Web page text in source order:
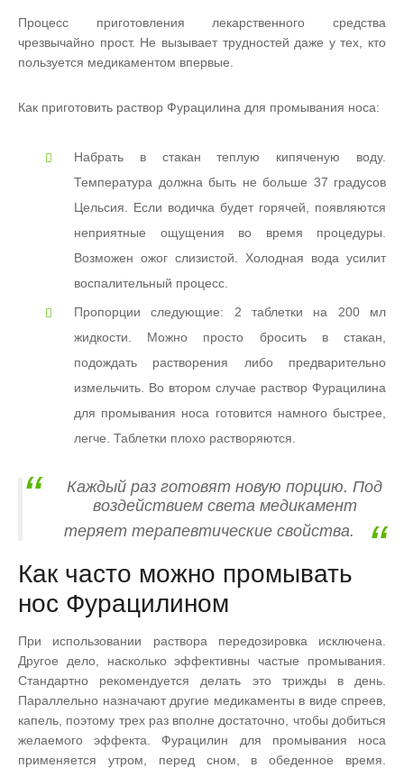
Процесс приготовления лекарственного средства
чрезвычайно прост. Не вызывает трудностей даже у тех, кто
пользуется медикаментом впервые.
Как приготовить раствор Фурацилина для промывания носа:
Набрать в стакан теплую кипяченую воду.
Температура должна быть не больше 37 градусов
Цельсия. Если водичка будет горячей, появляются
неприятные ощущения во время процедуры.
Возможен ожог слизистой. Холодная вода усилит
воспалительный процесс.
Пропорции следующие: 2 таблетки на 200 мл
жидкости. Можно просто бросить в стакан,
подождать растворения либо предварительно
измельчить. Во втором случае раствор Фурацилина
для промывания носа готовится намного быстрее,
легче. Таблетки плохо растворяются.
Каждый раз готовят новую порцию. Под
воздействием света медикамент
теряет терапевтические свойства.
Как часто можно промывать
нос Фурацилином
При использовании раствора передозировка исключена.
Другое дело, насколько эффективны частые промывания.
Стандартно рекомендуется делать это трижды в день.
Параллельно назначают другие медикаменты в виде спреев,
капель, поэтому трех раз вполне достаточно, чтобы добиться
желаемого эффекта. Фурацилин для промывания носа
применяется утром, перед сном, в обеденное время.